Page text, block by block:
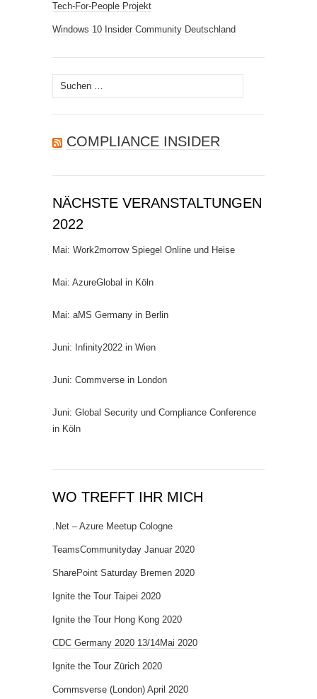
Tech-For-People Projekt
Windows 10 Insider Community Deutschland
Suchen
nach:
COMPLIANCE INSIDER
NÄCHSTE VERANSTALTUNGEN
2022
Mai: Work2morrow Spiegel Online und Heise
Mai: AzureGlobal in Köln
Mai: aMS Germany in Berlin
Juni: Infinity2022 in Wien
Juni: Commverse in London
Juni: Global Security und Compliance Conference
in Köln
WO TREFFT IHR MICH
.Net – Azure Meetup Cologne
TeamsCommunityday Januar 2020
SharePoint Saturday Bremen 2020
Ignite the Tour Taipei 2020
Ignite the Tour Hong Kong 2020
CDC Germany 2020 13/14Mai 2020
Ignite the Tour Zürich 2020
Commsverse (London) April 2020